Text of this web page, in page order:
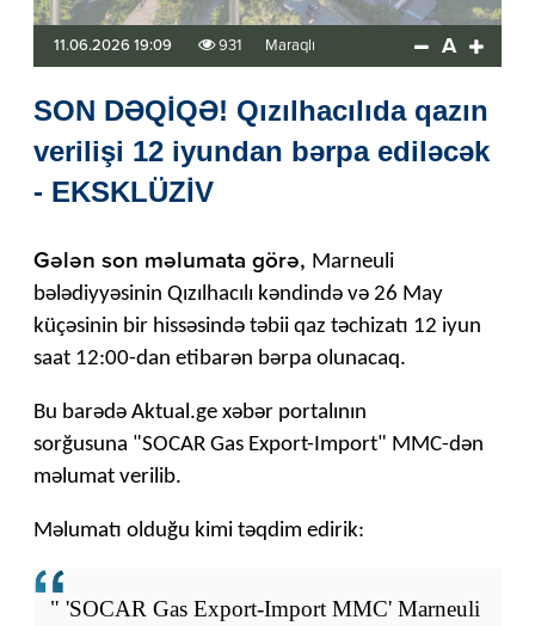
11.06.2026 19:09 931 Maraqlı A
SON DƏQİQƏ! Qızılhacılıda qazın
verilişi 12 iyundan bərpa ediləcək
- EKSKLÜZİV
Gələn son məlumata görə, Marneuli
bələdiyyəsinin Qızılhacılı kəndində və 26 May
küçəsinin bir hissəsində təbii qaz təchizatı 12 iyun
saat 12:00-dan etibarən bərpa olunacaq.
Bu barədə Aktual.ge xəbər portalının
sorğusuna "SOCAR Gas Export-Import" MMC-dən
məlumat verilib.
Məlumatı olduğu kimi təqdim edirik:
" 'SOCAR Gas Export-Import MMC' Marneuli